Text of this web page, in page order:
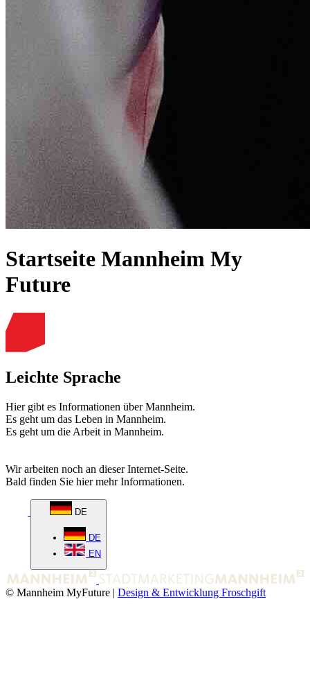
Startseite Mannheim My
Future
Leichte Sprache
Hier gibt es Informationen über Mannheim.
Es geht um das Leben in Mannheim.
Es geht um die Arbeit in Mannheim.
Wir arbeiten noch an dieser Internet-Seite.
Bald finden Sie hier mehr Informationen.
DE
DE
EN
© Mannheim MyFuture | Design & Entwicklung Froschgift